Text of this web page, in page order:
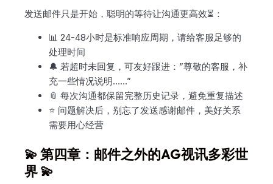
发送邮件只是开始，聪明的等待让沟通更高效⏳：
📊 24-48小时是标准响应周期，请给客服足够的
处理时间
🔔 若超时未回复，可友好跟进：”尊敬的客服，补
充一些情况说明……”
📎 每次沟通都保留完整历史记录，避免重复描述
⭐ 问题解决后，别忘了发送感谢邮件，美好关系
需要用心经营
💫 第四章：邮件之外的AG视讯多彩世
界 💫